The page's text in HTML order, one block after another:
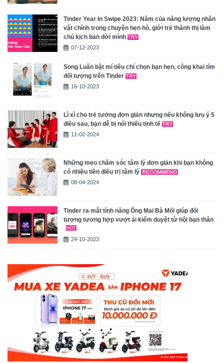
Tinder Year In Swipe 2023: Năm của năng lượng nhân
vật chính trong chuyện hẹn hò, giới trẻ thành thị làm
chủ kịch bản đời mình
07-12-2023
Song Luân bật mí tiêu chí chọn bạn hẹn, công khai tìm
đối tượng trên Tinder
16-10-2023
Lì xì cho trẻ tưởng đơn giản nhưng nếu không lưu ý 5
điều sau, bạn dễ bị nói thiếu tinh tế
11-02-2024
Những mẹo chăm sóc tâm lý đơn giản khi bạn không
có nhiều tiền điều trị tâm lý
08-04-2024
Tinder ra mắt tính năng Ông Mai Bà Mối giúp đối
tượng tương hợp vượt ải kiểm duyệt từ hội bạn thân
24-10-2023